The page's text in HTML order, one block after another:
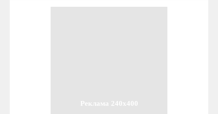
Реклама 240x400